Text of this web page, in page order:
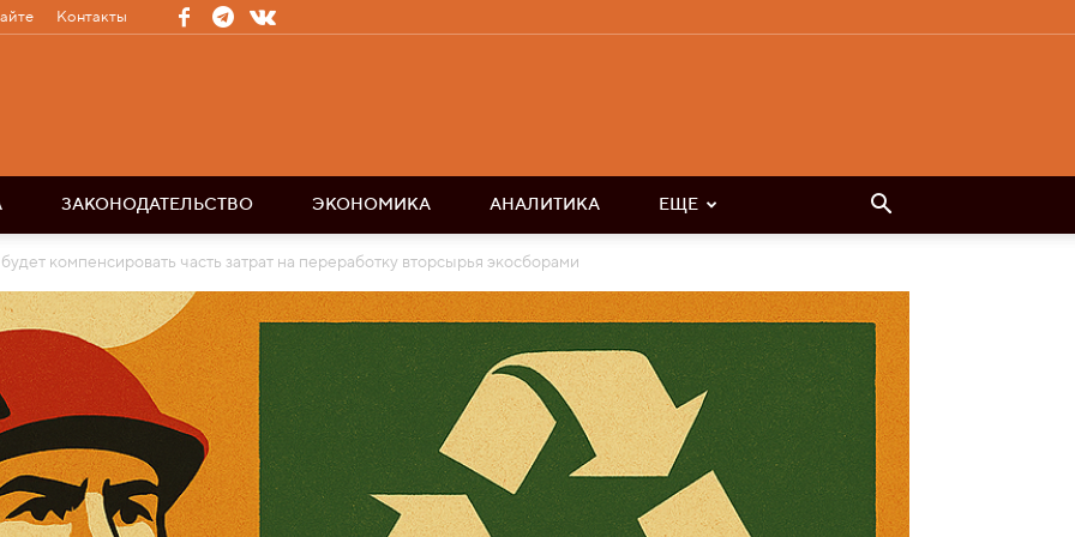
Контакты
ЗАКОНОДАТЕЛЬСТВО ЭКОНОМИКА АНАЛИТИКА ЕЩЕ
компенсировать часть затрат на переработку вторсырья экосборами